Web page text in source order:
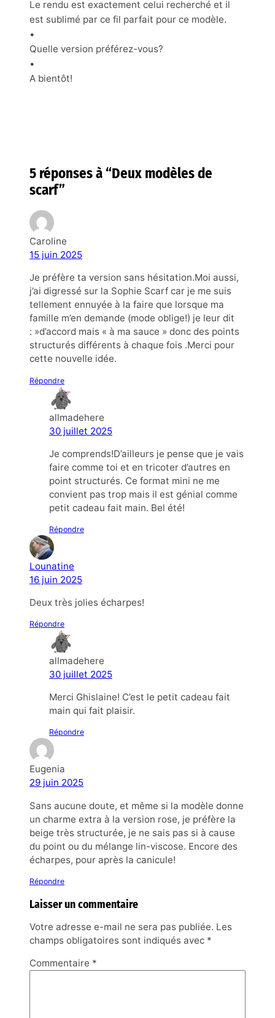
Le rendu est exactement celui recherché et il
est sublimé par ce fil parfait pour ce modèle.
•
Quelle version préférez-vous?
•
A bientôt!
5 réponses à “Deux modèles de
scarf”
Caroline
15 juin 2025
Je préfère ta version sans hésitation.Moi aussi,
j’ai digressé sur la Sophie Scarf car je me suis
tellement ennuyée à la faire que lorsque ma
famille m’en demande (mode oblige!) je leur dit
: »d’accord mais « à ma sauce » donc des points
structurés différents à chaque fois .Merci pour
cette nouvelle idée.
Répondre
allmadehere
30 juillet 2025
Je comprends!D’ailleurs je pense que je vais
faire comme toi et en tricoter d’autres en
point structurés. Ce format mini ne me
convient pas trop mais il est génial comme
petit cadeau fait main. Bel été!
Répondre
Lounatine
16 juin 2025
Deux très jolies écharpes!
Répondre
allmadehere
30 juillet 2025
Merci Ghislaine! C’est le petit cadeau fait
main qui fait plaisir.
Répondre
Eugenia
29 juin 2025
Sans aucune doute, et même si la modèle donne
un charme extra à la version rose, je préfère la
beige très structurée, je ne sais pas si à cause
du point ou du mélange lin-viscose. Encore des
écharpes, pour après la canicule!
Répondre
Laisser un commentaire
Votre adresse e-mail ne sera pas publiée. Les
champs obligatoires sont indiqués avec *
Commentaire *